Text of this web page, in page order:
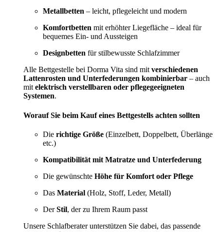
Metallbetten – leicht, pflegeleicht und modern
Komfortbetten mit erhöhter Liegefläche – ideal für
bequemes Ein- und Aussteigen
Designbetten für stilbewusste Schlafzimmer
Alle Bettgestelle bei Dorma Vita sind mit verschiedenen
Lattenrosten und Unterfederungen kombinierbar – auch
mit elektrisch verstellbaren oder pflegegeeigneten
Systemen.
Worauf Sie beim Kauf eines Bettgestells achten sollten
Die richtige Größe (Einzelbett, Doppelbett, Überlänge
etc.)
Kompatibilität mit Matratze und Unterfederung
Die gewünschte Höhe für Komfort oder Pflege
Das Material (Holz, Stoff, Leder, Metall)
DerStil, der zu Ihrem Raum passt
Unsere Schlafberater unterstützen Sie dabei, das passende